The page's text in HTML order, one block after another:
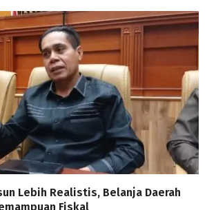
Lebih Realistis, Belanja Daerah
Fiskal